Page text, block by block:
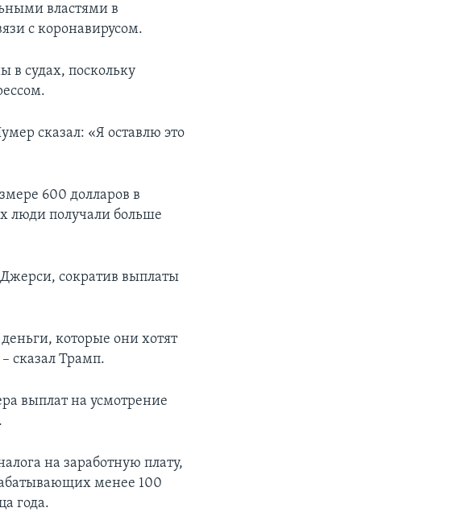
властями в
с коронавирусом.
в судах, поскольку
сказал: «Я оставлю это
600 долларов в
люди получали больше
сократив выплаты
которые они хотят
сказал Трамп.
выплат на усмотрение
на заработную плату,
менее 100
года.